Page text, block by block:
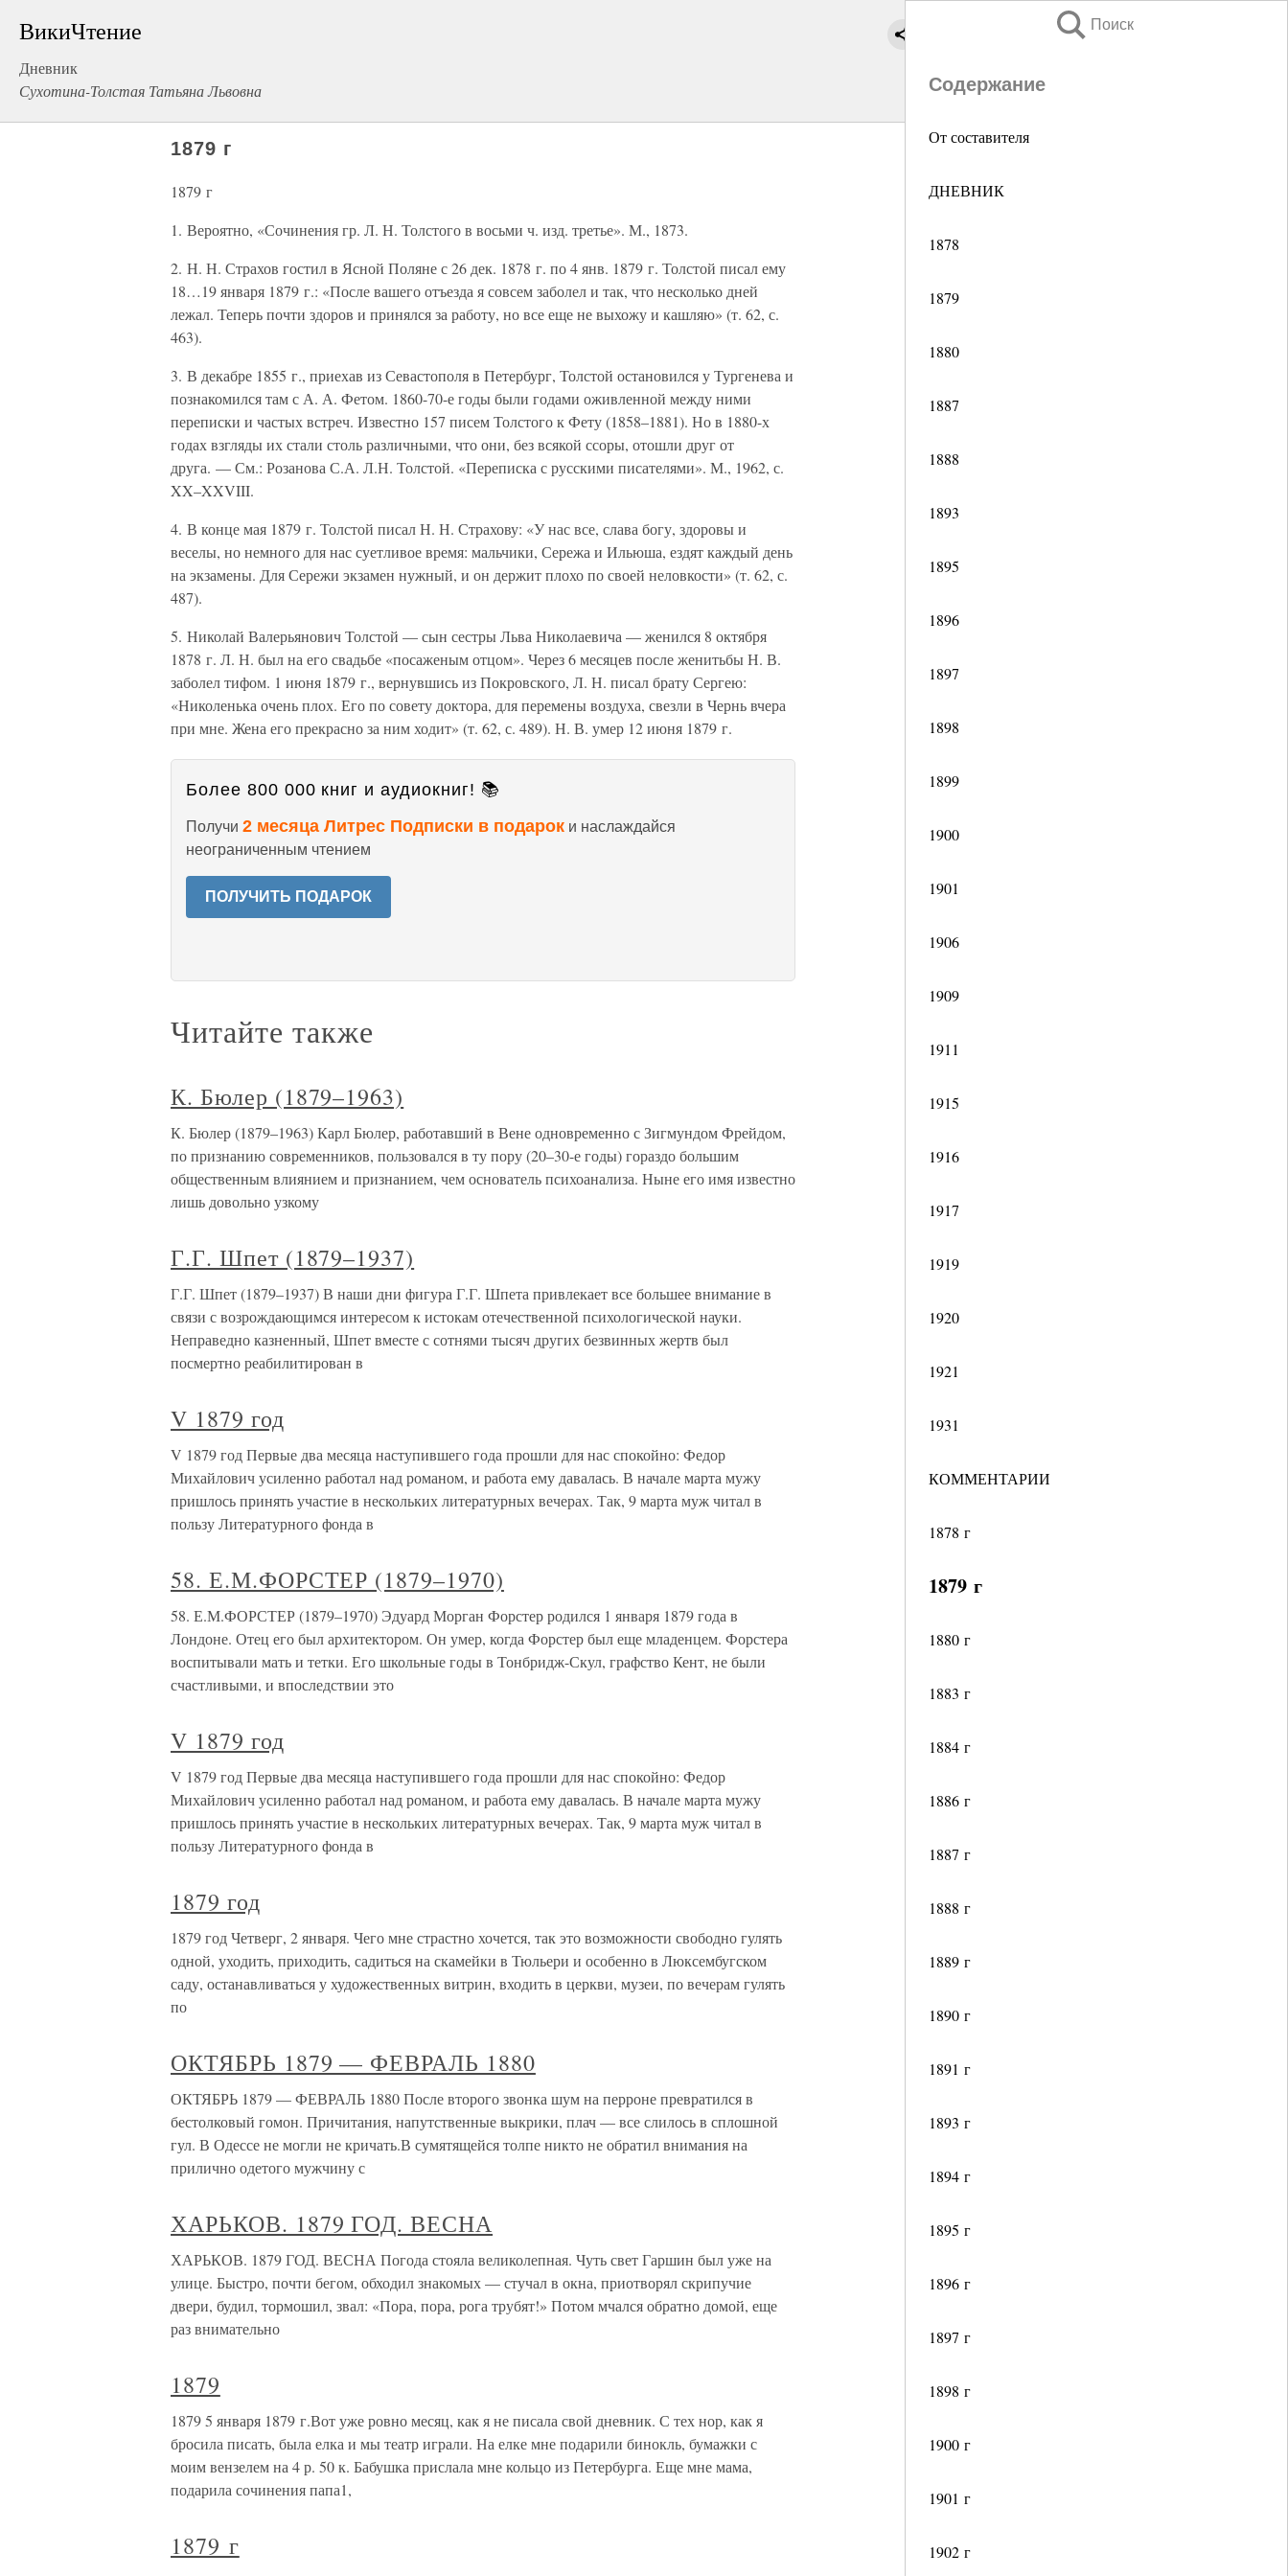
ВикиЧтение
Дневник
Сухотина-Толстая Татьяна Львовна
Поиск
Содержание
От составителя
ДНЕВНИК
1878
1879
1880
1887
1888
1893
1895
1896
1897
1898
1899
1900
1901
1906
1909
1911
1915
1916
1917
1919
1920
1921
1931
КОММЕНТАРИИ
1878 г
1879 г
1880 г
1883 г
1884 г
1886 г
1887 г
1888 г
1889 г
1890 г
1891 г
1893 г
1894 г
1895 г
1896 г
1897 г
1898 г
1900 г
1901 г
1902 г
1879 г
1879 г
1. Вероятно, «Сочинения гр. Л. Н. Толстого в восьми ч. изд. третье». М., 1873.
2. Н. Н. Страхов гостил в Ясной Поляне с 26 дек. 1878 г. по 4 янв. 1879 г. Толстой писал ему
18…19 января 1879 г.: «После вашего отъезда я совсем заболел и так, что несколько дней
лежал. Теперь почти здоров и принялся за работу, но все еще не выхожу и кашляю» (т. 62, с.
463).
3. В декабре 1855 г., приехав из Севастополя в Петербург, Толстой остановился у Тургенева и
познакомился там с А. А. Фетом. 1860-70-е годы были годами оживленной между ними
переписки и частых встреч. Известно 157 писем Толстого к Фету (1858–1881). Но в 1880-х
годах взгляды их стали столь различными, что они, без всякой ссоры, отошли друг от
друга. — См.: Розанова С.А. Л.Н. Толстой. «Переписка с русскими писателями». М., 1962, с.
XX–XXVIII.
4. В конце мая 1879 г. Толстой писал Н. Н. Страхову: «У нас все, слава богу, здоровы и
веселы, но немного для нас суетливое время: мальчики, Сережа и Ильюша, ездят каждый день
на экзамены. Для Сережи экзамен нужный, и он держит плохо по своей неловкости» (т. 62, с.
487).
5. Николай Валерьянович Толстой — сын сестры Льва Николаевича — женился 8 октября
1878 г. Л. Н. был на его свадьбе «посаженым отцом». Через 6 месяцев после женитьбы Н. В.
заболел тифом. 1 июня 1879 г., вернувшись из Покровского, Л. Н. писал брату Сергею:
«Николенька очень плох. Его по совету доктора, для перемены воздуха, свезли в Чернь вчера
при мне. Жена его прекрасно за ним ходит» (т. 62, с. 489). Н. В. умер 12 июня 1879 г.
Более 800 000 книг и аудиокниг! 📚
Получи 2 месяца Литрес Подписки в подарок и наслаждайся
неограниченным чтением
ПОЛУЧИТЬ ПОДАРОК
Читайте также
К. Бюлер (1879–1963)
К. Бюлер (1879–1963) Карл Бюлер, работавший в Вене одновременно с Зигмундом Фрейдом,
по признанию современников, пользовался в ту пору (20–30-е годы) гораздо большим
общественным влиянием и признанием, чем основатель психоанализа. Ныне его имя известно
лишь довольно узкому
Г.Г. Шпет (1879–1937)
Г.Г. Шпет (1879–1937) В наши дни фигура Г.Г. Шпета привлекает все большее внимание в
связи с возрождающимся интересом к истокам отечественной психологической науки.
Неправедно казненный, Шпет вместе с сотнями тысяч других безвинных жертв был
посмертно реабилитирован в
V 1879 год
V 1879 год Первые два месяца наступившего года прошли для нас спокойно: Федор
Михайлович усиленно работал над романом, и работа ему давалась. В начале марта мужу
пришлось принять участие в нескольких литературных вечерах. Так, 9 марта муж читал в
пользу Литературного фонда в
58. Е.М.ФОРСТЕР (1879–1970)
58. Е.М.ФОРСТЕР (1879–1970) Эдуард Морган Форстер родился 1 января 1879 года в
Лондоне. Отец его был архитектором. Он умер, когда Форстер был еще младенцем. Форстера
воспитывали мать и тетки. Его школьные годы в Тонбридж-Скул, графство Кент, не были
счастливыми, и впоследствии это
V 1879 год
V 1879 год Первые два месяца наступившего года прошли для нас спокойно: Федор
Михайлович усиленно работал над романом, и работа ему давалась. В начале марта мужу
пришлось принять участие в нескольких литературных вечерах. Так, 9 марта муж читал в
пользу Литературного фонда в
1879 год
1879 год Четверг, 2 января. Чего мне страстно хочется, так это возможности свободно гулять
одной, уходить, приходить, садиться на скамейки в Тюльери и особенно в Люксембугском
саду, останавливаться у художественных витрин, входить в церкви, музеи, по вечерам гулять
по
ОКТЯБРЬ 1879 — ФЕВРАЛЬ 1880
ОКТЯБРЬ 1879 — ФЕВРАЛЬ 1880 После второго звонка шум на перроне превратился в
бестолковый гомон. Причитания, напутственные выкрики, плач — все слилось в сплошной
гул. В Одессе не могли не кричать.В сумятящейся толпе никто не обратил внимания на
прилично одетого мужчину с
ХАРЬКОВ. 1879 ГОД. ВЕСНА
ХАРЬКОВ. 1879 ГОД. ВЕСНА Погода стояла великолепная. Чуть свет Гаршин был уже на
улице. Быстро, почти бегом, обходил знакомых — стучал в окна, приотворял скрипучие
двери, будил, тормошил, звал: «Пора, пора, рога трубят!» Потом мчался обратно домой, еще
раз внимательно
1879
1879 5 января 1879 г.Вот уже ровно месяц, как я не писала свой дневник. С тех нор, как я
бросила писать, была елка и мы театр играли. На елке мне подарили бинокль, бумажки с
моим вензелем на 4 р. 50 к. Бабушка прислала мне кольцо из Петербурга. Еще мне мама,
подарила сочинения папа1,
1879 г